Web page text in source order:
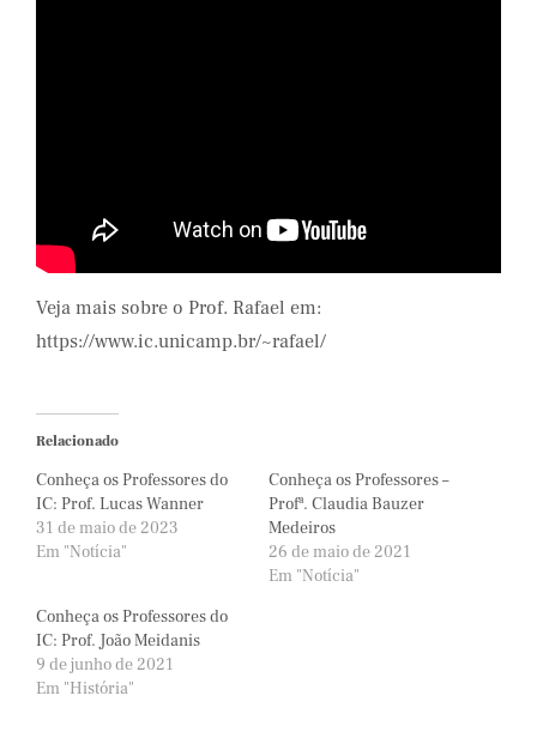
Veja mais sobre o Prof. Rafael em:
https://www.ic.unicamp.br/~rafael/
Relacionado
Conheça os Professores do
IC: Prof. Lucas Wanner
31 de maio de 2023
Em "Notícia"
Conheça os Professores –
Profª. Claudia Bauzer
Medeiros
26 de maio de 2021
Em "Notícia"
Conheça os Professores do
IC: Prof. João Meidanis
9 de junho de 2021
Em "História"